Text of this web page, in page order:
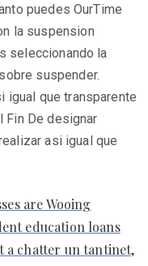
puedes OurTime
la suspension
seleccionando la
suspender.
igual que transparente
Fin De designar
asi­ igual que
are Wooing
education loans
a chatter un tantinet,